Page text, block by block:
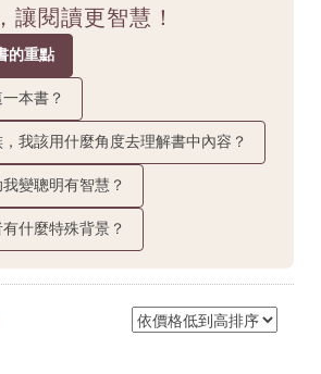
讓閱讀更智慧！
的重點
本書？
我該用什麼角度去理解書中內容？
變聰明有智慧？
什麼特殊背景？